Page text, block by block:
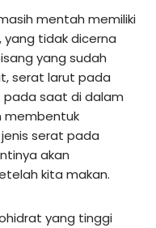
mentah memiliki
tidak dicerna
yang sudah
serat larut pada
saat di dalam
membentuk
serat pada
akan
kita makan.
yang tinggi